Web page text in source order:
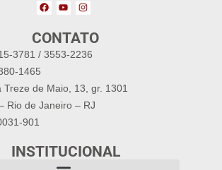
CONTATO
3781 / 3553-2236
1465
Treze de Maio, 13, gr. 1301
Rio de Janeiro – RJ
901
INSTITUCIONAL